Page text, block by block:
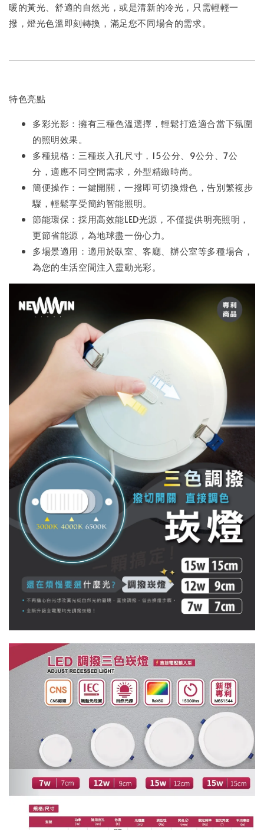
暖的黃光、舒適的自然光，或是清新的冷光，只需輕輕一
撥，燈光色溫即刻轉換，滿足您不同場合的需求。
特色亮點
多彩光影：擁有三種色溫選擇，輕鬆打造適合當下氛圍
的照明效果。
多種規格：三種崁入孔尺寸，15公分、9公分、7公
分，適應不同空間需求，外型精緻時尚。
簡便操作：一鍵開關，一撥即可切換燈色，告別繁複步
驟，輕鬆享受簡約智能照明。
節能環保：採用高效能LED光源，不僅提供明亮照明，
更節省能源，為地球盡一份心力。
多場景適用：適用於臥室、客廳、辦公室等多種場合，
為您的生活空間注入靈動光彩。